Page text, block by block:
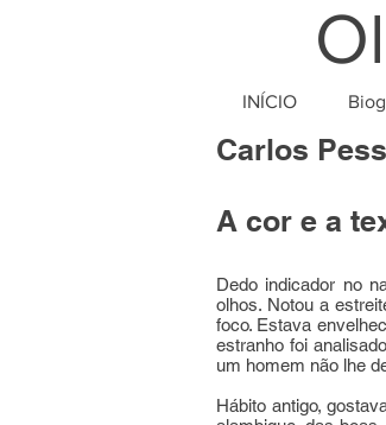
INÍCIO
Carlos
A cor e a
Dedo indicador no
olhos. Notou a
foco. Estava
estranho foi
um homem não lhe
Hábito antigo,